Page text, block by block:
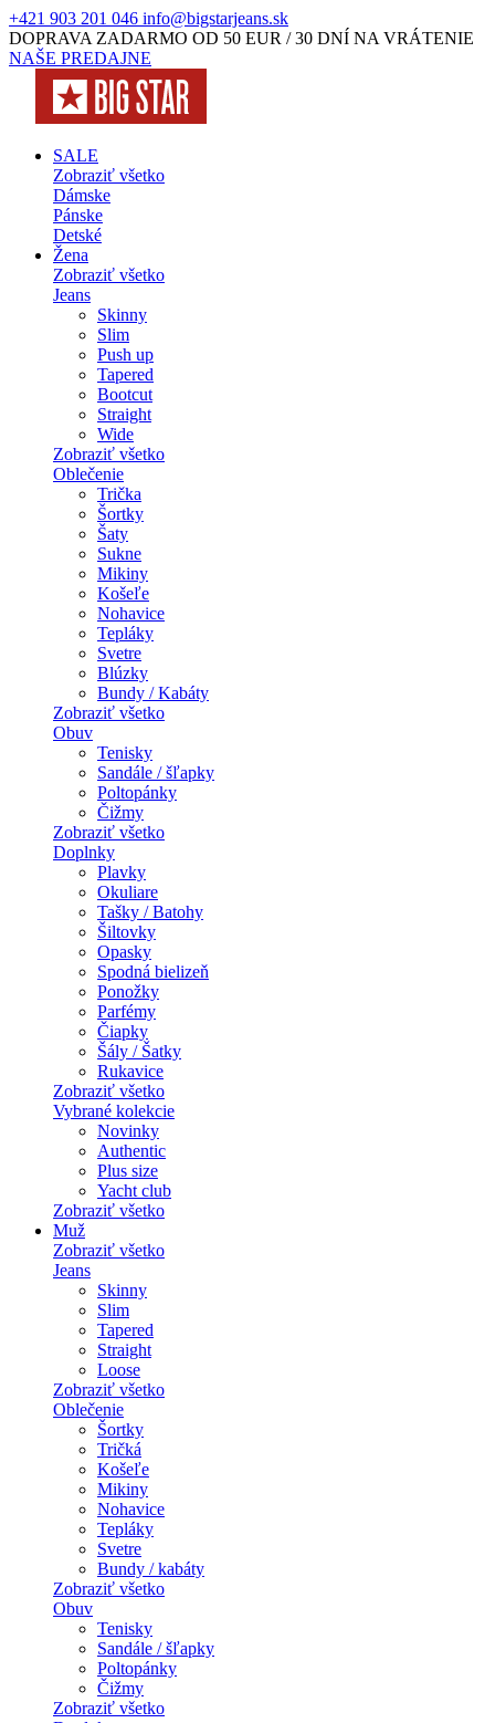
+421 903 201 046 info@bigstarjeans.sk
DOPRAVA ZADARMO OD 50 EUR / 30 DNÍ NA VRÁTENIE
NAŠE PREDAJNE
SALE
Zobraziť všetko
Dámske
Pánske
Detské
Žena
Zobraziť všetko
Jeans
Skinny
Slim
Push up
Tapered
Bootcut
Straight
Wide
Zobraziť všetko
Oblečenie
Trička
Šortky
Šaty
Sukne
Mikiny
Košeľe
Nohavice
Tepláky
Svetre
Blúzky
Bundy / Kabáty
Zobraziť všetko
Obuv
Tenisky
Sandále / šľapky
Poltopánky
Čižmy
Zobraziť všetko
Doplnky
Plavky
Okuliare
Tašky / Batohy
Šiltovky
Opasky
Spodná bielizeň
Ponožky
Parfémy
Čiapky
Šály / Šatky
Rukavice
Zobraziť všetko
Vybrané kolekcie
Novinky
Authentic
Plus size
Yacht club
Zobraziť všetko
Muž
Zobraziť všetko
Jeans
Skinny
Slim
Tapered
Straight
Loose
Zobraziť všetko
Oblečenie
Šortky
Tričká
Košeľe
Mikiny
Nohavice
Tepláky
Svetre
Bundy / kabáty
Zobraziť všetko
Obuv
Tenisky
Sandále / šľapky
Poltopánky
Čižmy
Zobraziť všetko